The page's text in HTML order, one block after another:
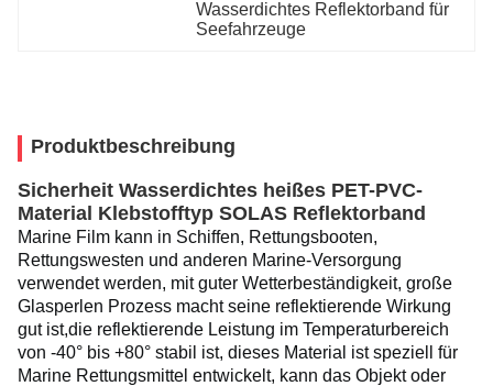
Wasserdichtes Reflektorband für
Seefahrzeuge
Produktbeschreibung
Sicherheit Wasserdichtes heißes PET-PVC-
Material Klebstofftyp SOLAS Reflektorband
Marine Film kann in Schiffen, Rettungsbooten,
Rettungswesten und anderen Marine-Versorgung
verwendet werden, mit guter Wetterbeständigkeit, große
Glasperlen Prozess macht seine reflektierende Wirkung
gut ist,die reflektierende Leistung im Temperaturbereich
von -40° bis +80° stabil ist, dieses Material ist speziell für
Marine Rettungsmittel entwickelt, kann das Objekt oder